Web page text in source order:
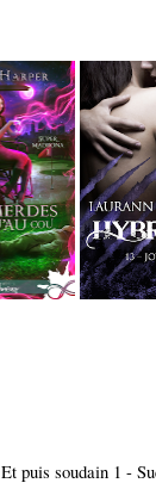
Et puis soudain 1 -